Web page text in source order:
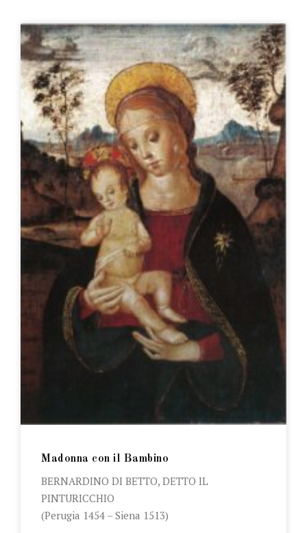
Madonna con il Bambino
BERNARDINO DI BETTO, DETTO IL
PINTURICCHIO
(Perugia 1454 – Siena 1513)